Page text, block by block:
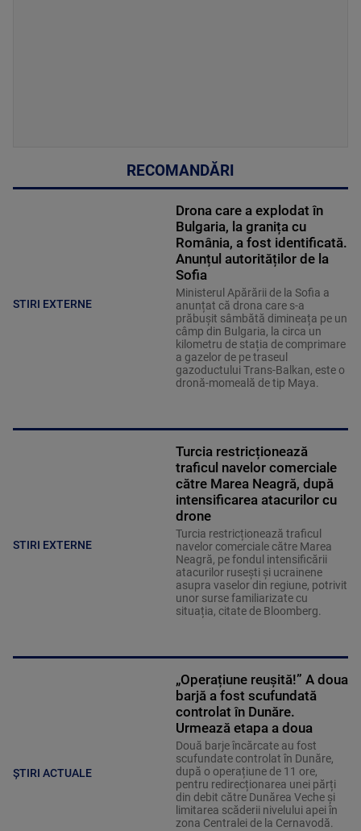
RECOMANDĂRI
STIRI EXTERNE
Drona care a explodat în
Bulgaria, la granița cu
România, a fost identificată.
Anunțul autorităților de la
Sofia
Ministerul Apărării de la Sofia a
anunțat că drona care s-a
prăbușit sâmbătă dimineața pe un
câmp din Bulgaria, la circa un
kilometru de stația de comprimare
a gazelor de pe traseul
gazoductului Trans-Balkan, este o
dronă-momeală de tip Maya.
STIRI EXTERNE
Turcia restricționează
traficul navelor comerciale
către Marea Neagră, după
intensificarea atacurilor cu
drone
Turcia restricționează traficul
navelor comerciale către Marea
Neagră, pe fondul intensificării
atacurilor rusești și ucrainene
asupra vaselor din regiune, potrivit
unor surse familiarizate cu
situația, citate de Bloomberg.
ȘTIRI ACTUALE
„Operațiune reușită!” A doua
barjă a fost scufundată
controlat în Dunăre.
Urmează etapa a doua
Două barje încărcate au fost
scufundate controlat în Dunăre,
după o operațiune de 11 ore,
pentru redirecționarea unei părți
din debit către Dunărea Veche și
limitarea scăderii nivelului apei în
zona Centralei de la Cernavodă.